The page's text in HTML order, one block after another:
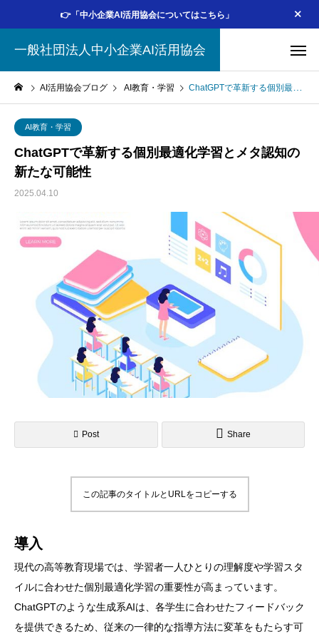
👉「中小企業AI活用協会についてはこちら」
一般社団法人中小企業AI活用協会
AI活用協会ブログ AI教育・学習 ChatGPTで革新する個別最適化学習とメタ認知の新たな可能性
AI教育・学習
ChatGPTで革新する個別最適化学習とメタ認知の
新たな可能性
2025.04.10
Post Share
この記事のタイトルとURLをコピーする
導入
現代の高等教育現場では、学習者一人ひとりの理解度や学習スタ
イルに合わせた個別最適化学習の重要性が高まっています。
ChatGPTのような生成系AIは、各学生に合わせたフィードバック
を提供できるため、従来の一律的な指導方法に変革をもたらす可